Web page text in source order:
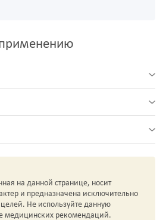
на данной странице, носит
и предназначена исключительно
Не используйте данную
медицинских рекомендаций.